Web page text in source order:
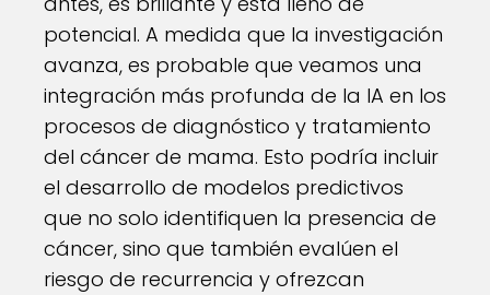
potencial. A medida que la investigación
avanza, es probable que veamos una
integración más profunda de la IA en los
procesos de diagnóstico y tratamiento
del cáncer de mama. Esto podría incluir
el desarrollo de modelos predictivos
que no solo identifiquen la presencia de
cáncer, sino que también evalúen el
riesgo de recurrencia y ofrezcan